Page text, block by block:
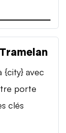
{city} avec
porte
clés